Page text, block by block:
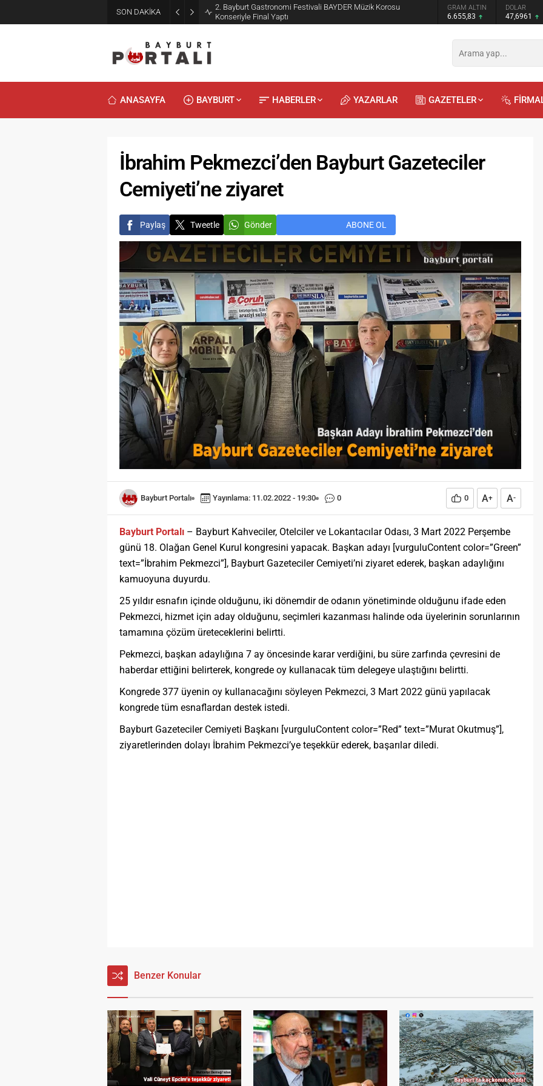
SON DAKİKA
2. Bayburt Gastronomi Festivali BAYDER Müzik Korosu
Konseriyle Final Yaptı
GRAM ALTIN
6.655,83
DOLAR
47,6961
ANASAYFA BAYBURT HABERLER YAZARLAR GAZETELER
İbrahim Pekmezci’den Bayburt Gazeteciler
Cemiyeti’ne ziyaret
Paylaş Tweetle Gönder ABONE OL
Bayburt Portalı Yayınlama: 11.02.2022 - 19:30 0 0 A+ A-
Bayburt Portalı – Bayburt Kahveciler, Otelciler ve Lokantacılar Odası, 3 Mart 2022 Perşembe
günü 18. Olağan Genel Kurul kongresini yapacak. Başkan adayı [vurguluContent color=”Green”
text=”İbrahim Pekmezci”], Bayburt Gazeteciler Cemiyeti’ni ziyaret ederek, başkan adaylığını
kamuoyuna duyurdu.
25 yıldır esnafın içinde olduğunu, iki dönemdir de odanın yönetiminde olduğunu ifade eden
Pekmezci, hizmet için aday olduğunu, seçimleri kazanması halinde oda üyelerinin sorunlarının
tamamına çözüm üreteceklerini belirtti.
Pekmezci, başkan adaylığına 7 ay öncesinde karar verdiğini, bu süre zarfında çevresini de
haberdar ettiğini belirterek, kongrede oy kullanacak tüm delegeye ulaştığını belirtti.
Kongrede 377 üyenin oy kullanacağını söyleyen Pekmezci, 3 Mart 2022 günü yapılacak
kongrede tüm esnaflardan destek istedi.
Bayburt Gazeteciler Cemiyeti Başkanı [vurguluContent color=”Red” text=”Murat Okutmuş”],
ziyaretlerinden dolayı İbrahim Pekmezci’ye teşekkür ederek, başarılar diledi.
Benzer Konular
RecepKayalı
Duyularla mı, Duygularla mı
Öğreniriz?
Öğrenme, istisnasız tüm
toplumların gelişiminde ve
değişiminde geniş yer etmiş
hayati öneme sahip bir olgu
olarak tarih boyunca konu olmuş
temel bir insan işlevidir.
Öğrenme eğitim bilimcilerce
kişinin çevresi ile etkileşimi
sonucunda meydana gelen kalıcı
izli bilişsel, duyuşsal ve
davranışsal...
Bilinmeyen Bayburtlu Şairler 3
(Bayburtlu Coşkun)
Derinden hayranlık duyduğum
divan edebiyatı şairlerinden
birisidir Taşlıcalı Yahya Bey. Beş
adet mesnevi tarzı eseriyle
hamse sahibi kabul edilir aynı
zamanda. Taşlıcalı Yahya’nın beş
mesnevisinden birisi 1537
tarihinde kaleme aldığı Şah u
Geda adlı eseridir. ‘On Yedinci
Asırda Bir Bahar...